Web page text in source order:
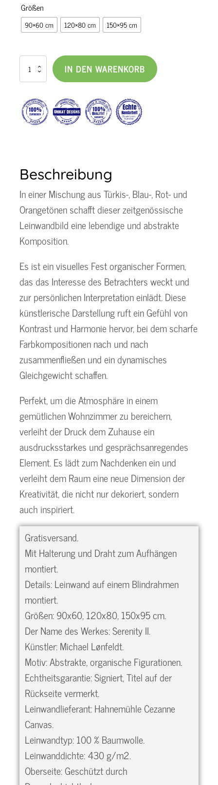
bis
849,00 €
Größen
90×60 cm 120×80 cm 150×95 cm
Leinwandbild
Serenity
IN DEN WARENKORB
Beschreibung
In einer Mischung aus Türkis-, Blau-, Rot- und
Orangetönen schafft dieser zeitgenössische
Leinwandbild eine lebendige und abstrakte
Komposition.
Es ist ein visuelles Fest organischer Formen,
das das Interesse des Betrachters weckt und
zur persönlichen Interpretation einlädt. Diese
künstlerische Darstellung ruft ein Gefühl von
Kontrast und Harmonie hervor, bei dem scharfe
Farbkompositionen nach und nach
zusammenfließen und ein dynamisches
Gleichgewicht schaffen.
Perfekt, um die Atmosphäre in einem
gemütlichen Wohnzimmer zu bereichern,
verleiht der Druck dem Zuhause ein
ausdrucksstarkes und gesprächsanregendes
Element. Es lädt zum Nachdenken ein und
verleiht dem Raum eine neue Dimension der
Kreativität, die nicht nur dekoriert, sondern
auch inspiriert.
Gratisversand.
Mit Halterung und Draht zum Aufhängen
montiert.
Details: Leinwand auf einem Blindrahmen
montiert.
Größen: 90x60, 120x80, 150x95 cm.
Der Name des Werkes: Serenity II.
Künstler: Michael Lønfeldt.
Motiv: Abstrakte, organische Figurationen.
Echtheitsgarantie: Signiert, Titel auf der
Rückseite vermerkt.
Leinwandlieferant: Hahnemühle Cezanne
Canvas.
Leinwandtyp: 100 % Baumwolle.
Leinwanddichte: 430 g/m2.
Oberseite: Geschützt durch